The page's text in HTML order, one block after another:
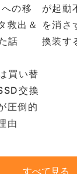
の移
救出＆
話
が起動
を消さ
換装す
買い替
交換
圧倒的
由
すべて見る